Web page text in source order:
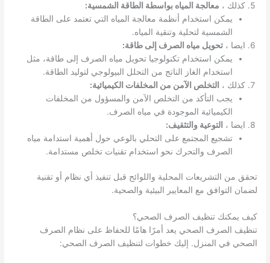
كذلك ، معالجة المياه بواسطة الطاقة الشمسية:
يمكن استخدام أنظمة معالجة المياه التي تعتمد على الطاقة
الشمسية لتحلية وتنقية المياه.
ايضا ،تحويل مياه الصرف إلى طاقة:
يمكن استخدام تكنولوجيا تحويل مياه الصرف إلى طاقة، مثل
استخدام الغاز الناتج من التحلل البيولوجي لتوليد الطاقة.
كذلك ، التخلص الآمن من المخلفات الكيميائية:
يجب التأكد من التخلص الآمن والمسؤول من المخلفات
الكيميائية الموجودة في مياه الصرف.
ايضا ، التوعية والتثقيف:
تشجيع المجتمع على التحلي بالوعي حول أهمية استدامة مياه
الصرف والتحرك نحو استخدام تقنيات تخلص مستدامة.
تحقق من التشريعات المحلية واللوائح قبل تنفيذ أي نظام أو تقنية
لضمان التوافق مع المعايير البيئية والصحية.
كيف يمكنك تنظيف الصرف الصحي؟
تنظيف الصرف الصحي يعد أمرًا هامًا للحفاظ على نظام الصرف
الصحي في المنزل. إليك خطوات لتنظيف الصرف الصحي: